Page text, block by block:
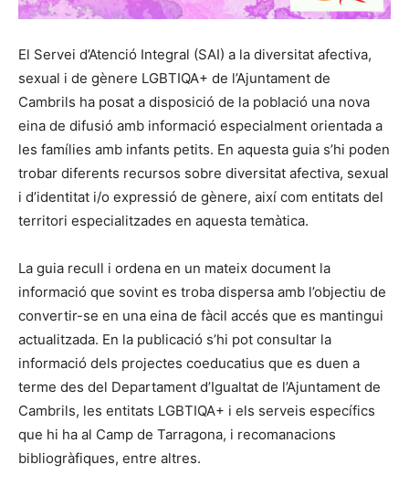
El Servei d’Atenció Integral (SAI) a la diversitat afectiva,
sexual i de gènere LGBTIQA+ de l’Ajuntament de
Cambrils ha posat a disposició de la població una nova
eina de difusió amb informació especialment orientada a
les famílies amb infants petits. En aquesta guia s’hi poden
trobar diferents recursos sobre diversitat afectiva, sexual
i d’identitat i/o expressió de gènere, així com entitats del
territori especialitzades en aquesta temàtica.
La guia recull i ordena en un mateix document la
informació que sovint es troba dispersa amb l’objectiu de
convertir-se en una eina de fàcil accés que es mantingui
actualitzada. En la publicació s’hi pot consultar la
informació dels projectes coeducatius que es duen a
terme des del Departament d’Igualtat de l’Ajuntament de
Cambrils, les entitats LGBTIQA+ i els serveis específics
que hi ha al Camp de Tarragona, i recomanacions
bibliogràfiques, entre altres.